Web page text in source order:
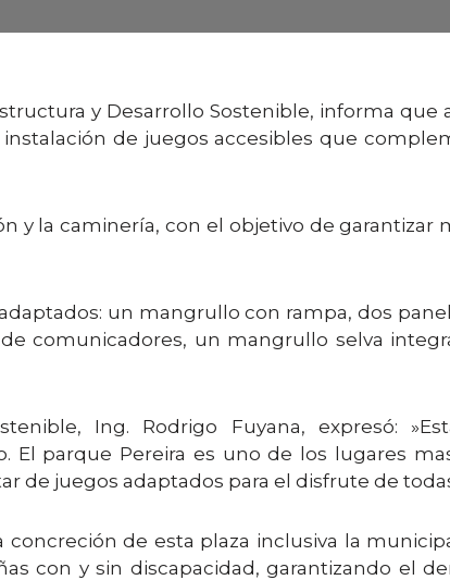
y Desarrollo Sostenible, informa que
de juegos accesibles que
y la caminería, con el objetivo de garantizar
un mangrullo con rampa, dos
comunicadores, un mangrullo selva
Ing. Rodrigo Fuyana, expresó:
parque Pereira es uno de los lugares
de juegos adaptados para el disfrute de
concreción de esta plaza inclusiva la
con y sin discapacidad, garantizando el